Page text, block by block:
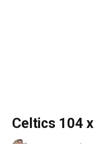
Celtics 104